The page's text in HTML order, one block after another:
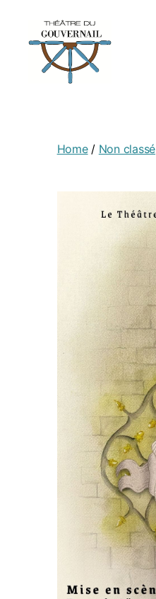
Home/ Non classé